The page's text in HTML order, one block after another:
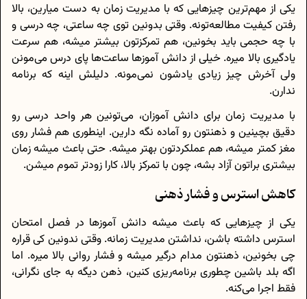
یکی از مهم‌ترین چیزهایی که با مدیریت زمان به دست میارین، بالا
رفتن کیفیت مطالعه‌تونه. وقتی بدونین توی چه ساعتی، چه درسی و
با چه حجمی باید بخونین، هم تمرکزتون بیشتر میشه، هم سرعت
یادگیری بالا میره. خیلی از دانش آموزها ساعت‌ها پای درس می‌مونن
ولی آخرش چیز زیادی یادشون نمی‌مونه. دلیلش اینه که برنامه
ندارن.
با مدیریت زمان برای دانش آموزان، می‌تونین هر واحد درسی رو
دقیق بچینین و ذهنتون رو آماده نگه دارین. اینطوری هم فشار روی
مغز کمتر میشه، هم عملکردتون بهتر میشه. حتی باعث میشه زمان
بیشتری براتون آزاد بشه، چون با تمرکز بالا، کارا زودتر تموم میشن.
کاهش استرس و فشار ذهنی
یکی از چیزهایی که باعث میشه دانش آموزها در فصل امتحان
استرس داشته باشن، نداشتن مدیریت زمانه. وقتی ندونین کی قراره
چی بخونین، ذهنتون مدام درگیر میشه و فشار روانی بالا میره. اما
اگه بلد باشین چطوری برنامه‌ریزی کنین، ذهن دیگه به جای نگرانی،
فقط اجرا می‌کنه.